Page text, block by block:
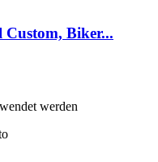
Biker...
werden